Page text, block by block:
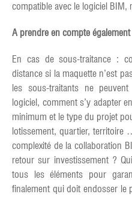
compatible avec le logiciel BIM,
A prendre en compte également
En cas de sous-traitance :
distance si la maquette n’est
les sous-traitants ne
logiciel, comment s’y adapter
minimum et le type du projet
lotissement, quartier, territoire
complexité de la collaboration
retour sur investissement ?
tous les éléments pour
finalement qui doit endosser le